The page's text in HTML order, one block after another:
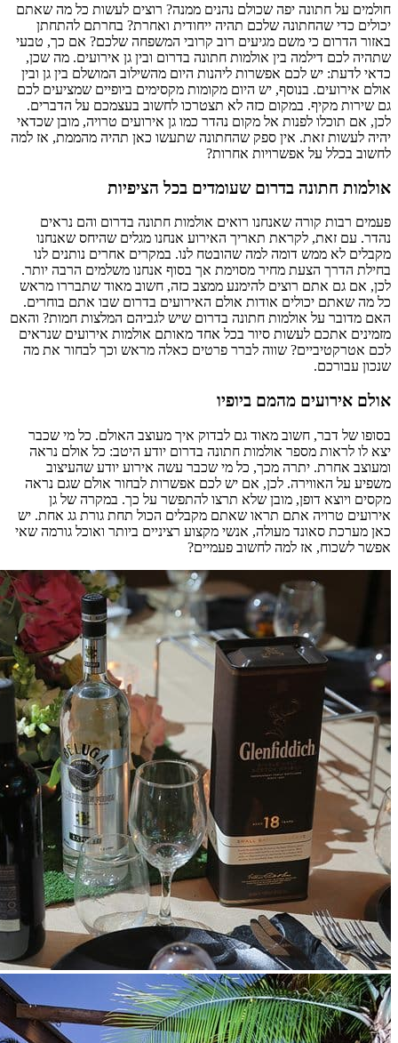
חולמים על חתונה יפה שכולם נהנים ממנה? רוצים לעשות כל מה שאתם
יכולים כדי שהחתונה שלכם תהיה ייחודית ואחרת? בחרתם להתחתן
באזור הדרום כי משם מגיעים רוב קרובי המשפחה שלכם? אם כך, טבעי
שתהיה לכם דילמה בין אולמות חתונה בדרום ובין גן אירועים. מה שכן,
כדאי לדעת: יש לכם אפשרות ליהנות היום מהשילוב המושלם בין גן ובין
אולם אירועים. בנוסף, יש היום מקומות מקסימים ביופיים שמציעים לכם
גם שירות מקיף. במקום כזה לא תצטרכו לחשוב בעצמכם על הדברים.
לכן, אם תוכלו לפנות אל מקום נהדר כמו גן אירועים טרויה, מובן שכדאי
יהיה לעשות זאת. אין ספק שהחתונה שתעשו כאן תהיה מהממת, אז למה
לחשוב בכלל על אפשרויות אחרות?
אולמות חתונה בדרום שעומדים בכל הציפיות
פעמים רבות קורה שאנחנו רואים אולמות חתונה בדרום והם נראים
נהדר. עם זאת, לקראת תאריך האירוע אנחנו מגלים שהיחס שאנחנו
מקבלים לא ממש דומה למה שהובטח לנו. במקרים אחרים נותנים לנו
בחילת הדרך הצעת מחיר מסוימת אך בסוף אנחנו משלמים הרבה יותר.
לכן, אם גם אתם רוצים להימנע ממצב כזה, חשוב מאוד שתבררו מראש
כל מה שאתם יכולים אודות אולם האירועים בדרום שבו אתם בוחרים.
האם מדובר על אולמות חתונה בדרום שיש לגביהם המלצות חמות? והאם
מזמינים אתכם לעשות סיור בכל אחד מאותם אולמות אירועים שנראים
לכם אטרקטיביים? שווה לברר פרטים כאלה מראש וכך לבחור את מה
שנכון עבורכם.
אולם אירועים מהמם ביופיו
בסופו של דבר, חשוב מאוד גם לבדוק איך מעוצב האולם. כל מי שכבר
יצא לו לראות מספר אולמות חתונה בדרום יודע היטב: כל אולם נראה
ומעוצב אחרת. יתרה מכך, כל מי שכבר עשה אירוע יודע שהעיצוב
משפיע על האווירה. לכן, אם יש לכם אפשרות לבחור אולם שגם נראה
מקסים ויוצא דופן, מובן שלא תרצו להתפשר על כך. במקרה של גן
אירועים טרויה אתם תראו שאתם מקבלים הכול תחת גורת גג אחת. יש
כאן מערכת סאונד מעולה, אנשי מקצוע רציניים ביותר ואוכל גורמה שאי
אפשר לשכוח, אז למה לחשוב פעמיים?